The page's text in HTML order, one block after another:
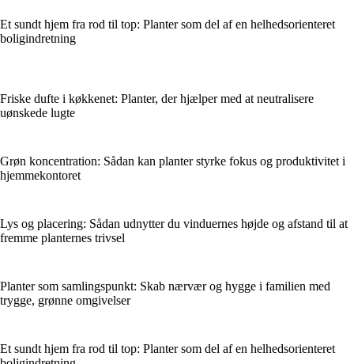
Et sundt hjem fra rod til top: Planter som del af en helhedsorienteret
boligindretning
Friske dufte i køkkenet: Planter, der hjælper med at neutralisere
uønskede lugte
Grøn koncentration: Sådan kan planter styrke fokus og produktivitet i
hjemmekontoret
Lys og placering: Sådan udnytter du vinduernes højde og afstand til at
fremme planternes trivsel
Planter som samlingspunkt: Skab nærvær og hygge i familien med
trygge, grønne omgivelser
Et sundt hjem fra rod til top: Planter som del af en helhedsorienteret